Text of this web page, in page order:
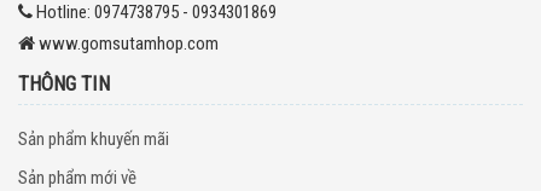
Hotline: 0974738795 - 0934301869
www.gomsutamhop.com
THÔNG TIN
Sản phẩm khuyến mãi
Sản phẩm mới về